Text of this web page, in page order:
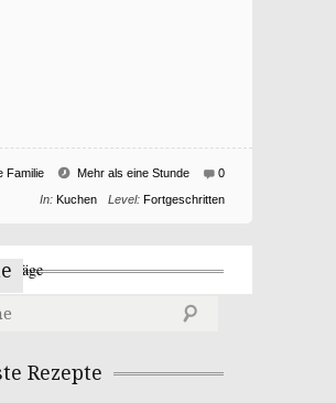
0
Mehr als eine Stunde
Familie
Level: Fortgeschritten
In: Kuchen
Rezepte